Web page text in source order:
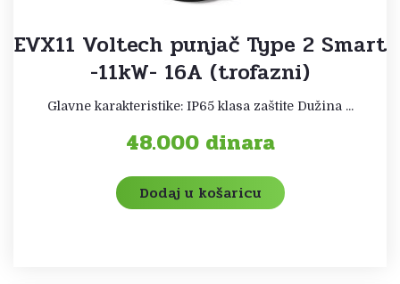
EVX11 Voltech punjač Type 2 Smart
-11kW- 16A (trofazni)
Glavne karakteristike: IP65 klasa zaštite Dužina ...
48.000 dinara
Dodaj u košaricu